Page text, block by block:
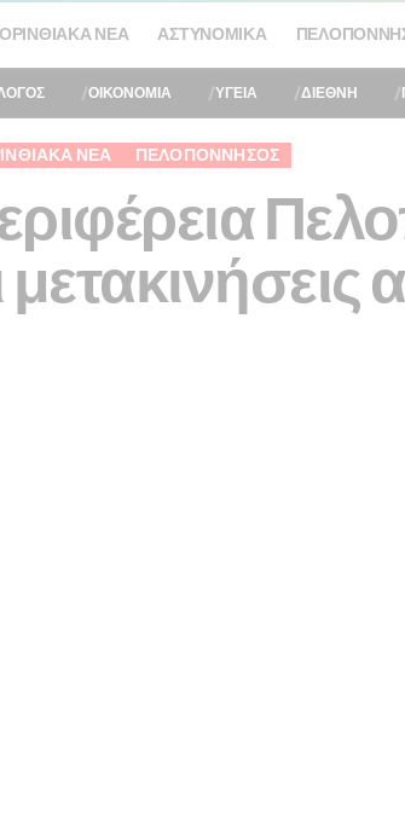
ΝΈΑ ΑΣΤΥΝΟΜΙΚΆ
ΟΙΚΟΝΟΜΙΑ ΥΓΕΙΑ ΔΙΕΘΝΗ
ΝΈΑ ΠΕΛΟΠΌΝΝΗΣΟΣ